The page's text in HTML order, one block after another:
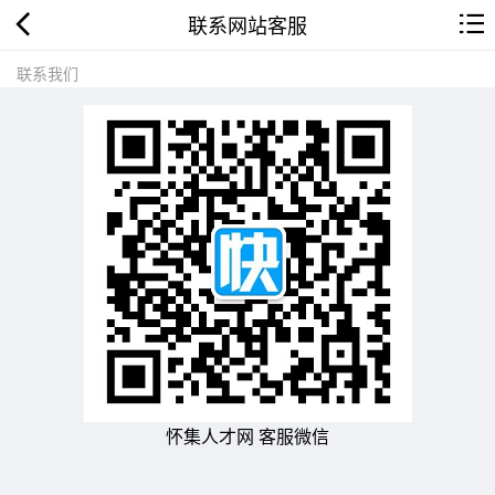
联系网站客服
联系我们
怀集人才网 客服微信